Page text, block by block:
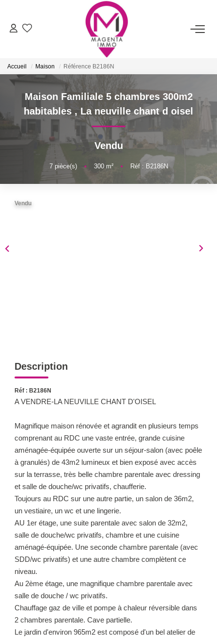
ACHETER
LOUER
FAIRE ESTIMER/VENDRE
BIENS VENDUS
NOTRE AGENCE
Accueil Maison Référence B2186N
Maison Familiale 5 chambres 300m2
habitables,La neuville chant d oisel
Vendu
7pièce(s) • 300m² • Réf : B2186N
Vendu
Description
Réf : B2186N
A VENDRE-LA NEUVILLE CHANT D'OISEL
Magnifique maison rénovée et agrandit en plusieurs temps
comprenant au RDC une vaste entrée, grande cuisine
aménagée-équipée ouverte sur un séjour-salon (avec poêle
à granulés) de 43m2 lumineux et bien exposé avec accès
sur la terrasse, très belle chambre parentale avec dressing
et salle de douche/wc privatifs, chaufferie.
Toujours au RDC sur une autre partie, un salon de 36m2,
un vestiaire, un wc et une lingerie.
AU 1er étage, une suite parentale avec salon de 32m2,
salle de douche/wc privatifs, chambre et une cuisine
aménagé-équipée. Une seconde chambre parentale (avec
SDD/wc privatifs) et une autre chambre complètent ce
niveau.
Au 2ème étage, une magnifique chambre parentale avec
salle de douche / wc privatifs.
Chauffage gaz de ville et pompe à chaleur réversible dans
2 chambres parentale. Cave partielle.
Le jardin d'environ 965m2 est composé d'un bel atelier de